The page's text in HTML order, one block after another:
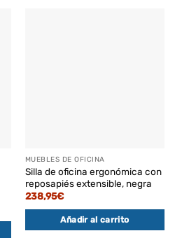
MUEBLES DE OFICINA
Silla de oficina ergonómica con
reposapiés extensible, negra
238,95€
Añadir al carrito